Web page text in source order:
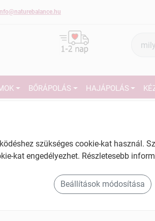
BŐRÁPOLÁS HAJÁPOLÁS
EAN: 5999884067832
szükséges cookie-kat használ.
kat engedélyezhet. Részletesebb
Beállítások módosítása